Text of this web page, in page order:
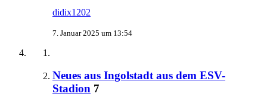
didix1202
7. Januar 2025 um 13:54
Neues aus Ingolstadt aus dem ESV-
Stadion 7